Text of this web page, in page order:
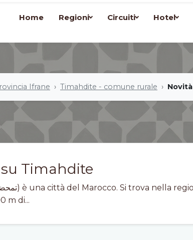
Home Regioni Circuiti Hotel
Ifrane Timahdite - comune rurale Novità
Timahdite
m di...